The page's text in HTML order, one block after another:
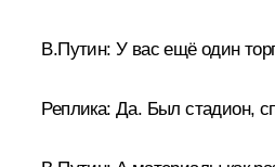
В.Путин: У вас ещё один
Реплика: Да. Был стадион,